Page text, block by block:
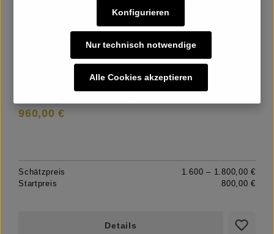
Steinheil Casca II outfit
960,00 €
Schätzpreis
1.600 – 1.800,00 €
Startpreis
800,00 €
Details
Nur technisch notwendige
Konfigurieren
Alle Cookies akzeptieren